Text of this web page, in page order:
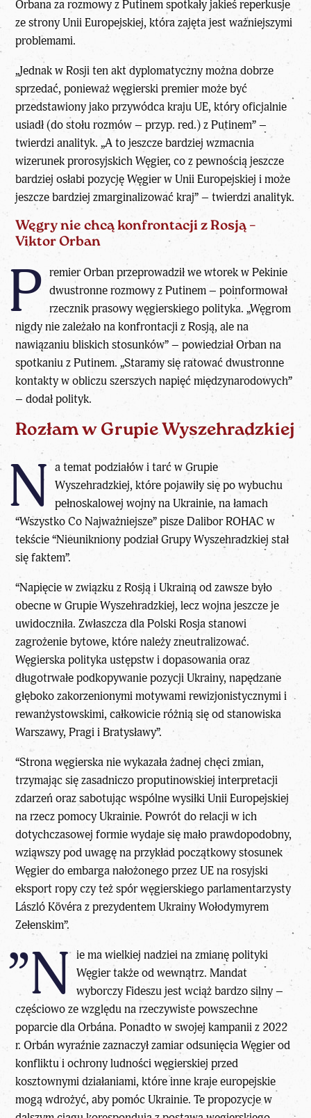
Orbana za rozmowy z Putinem spotkały jakieś reperkusje
ze strony Unii Europejskiej, która zajęta jest ważniejszymi
problemami.
„Jednak w Rosji ten akt dyplomatyczny można dobrze
sprzedać, ponieważ węgierski premier może być
przedstawiony jako przywódca kraju UE, który oficjalnie
usiadł (do stołu rozmów – przyp. red.) z Putinem” –
twierdzi analityk. „A to jeszcze bardziej wzmacnia
wizerunek prorosyjskich Węgier, co z pewnością jeszcze
bardziej osłabi pozycję Węgier w Unii Europejskiej i może
jeszcze bardziej zmarginalizować kraj” – twierdzi analityk.
Węgry nie chcą konfrontacji z Rosją –
Viktor Orban
P remier Orban przeprowadził we wtorek w Pekinie
dwustronne rozmowy z Putinem – poinformował
rzecznik prasowy węgierskiego polityka. „Węgrom
nigdy nie zależało na konfrontacji z Rosją, ale na
nawiązaniu bliskich stosunków” – powiedział Orban na
spotkaniu z Putinem. „Staramy się ratować dwustronne
kontakty w obliczu szerszych napięć międzynarodowych”
– dodał polityk.
Rozłam w Grupie Wyszehradzkiej
N a temat podziałów i tarć w Grupie
Wyszehradzkiej, które pojawiły się po wybuchu
pełnoskalowej wojny na Ukrainie, na łamach
“Wszystko Co Najważniejsze” piszeDalibor ROHAC w
tekście “Nieunikniony podział Grupy Wyszehradzkiej stał
się faktem”.
“Napięcie w związku zRosją i Ukrainąod zawsze było
obecne w Grupie Wyszehradzkiej, lecz wojna jeszcze je
uwidoczniła. Zwłaszcza dla Polski Rosja stanowi
zagrożenie bytowe, które należy zneutralizować.
Węgierska polityka ustępstw i dopasowania oraz
długotrwałe podkopywanie pozycji Ukrainy, napędzane
głęboko zakorzenionymi motywami rewizjonistycznymi i
rewanżystowskimi, całkowicie różnią się od stanowiska
Warszawy, Pragi i Bratysławy”.
“Strona węgierska nie wykazała żadnej chęci zmian,
trzymając się zasadniczo proputinowskiej interpretacji
zdarzeń oraz sabotując wspólne wysiłki Unii Europejskiej
na rzecz pomocy Ukrainie. Powrót do relacji w ich
dotychczasowej formie wydaje się mało prawdopodobny,
wziąwszy pod uwagę na przykład początkowy stosunek
Węgier do embarga nałożonego przez UE na rosyjski
eksport ropy czy też spór węgierskiego parlamentarzysty
László Kövéra z prezydentem Ukrainy Wołodymyrem
Zełenskim”.
”N ie ma wielkiej nadziei na zmianępolityki
Węgiertakże od wewnątrz. Mandat
wyborczy Fideszu jest wciąż bardzo silny –
częściowo ze względu na rzeczywiste powszechne
poparcie dla Orbána. Ponadto w swojej kampanii z 2022
r. Orbán wyraźnie zaznaczył zamiar odsunięcia Węgier od
konfliktu i ochrony ludności węgierskiej przed
kosztownymi działaniami, które inne kraje europejskie
mogą wdrożyć, aby pomóc Ukrainie. Te propozycje w